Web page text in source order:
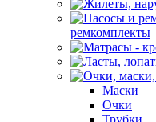
ремкомплекты
Маски
Очки
Трубки